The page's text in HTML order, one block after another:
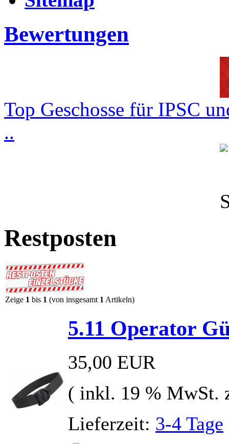
Bewertungen
Top Geschosse für IPSC
..
Restposten
Zeige 1 bis 1 (von insgesamt 1 Artikeln)
5.11 Operator
35,00 EUR
( inkl. 19 % MwSt.
Lieferzeit: 3-4 Tage